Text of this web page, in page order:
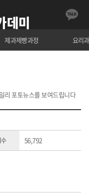
제과제빵과정 요리
리 포토뉴스를 보여드립니다
56,792